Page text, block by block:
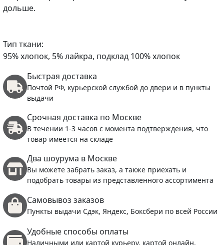
дольше.
Тип ткани:
95% хлопок, 5% лайкра, подклад 100% хлопок
Быстрая доставка
Почтой РФ, курьерской службой до двери и в пункты
выдачи
Срочная доставка по Москве
В течении 1-3 часов с момента подтверждения, что
товар имеется на складе
Два шоурума в Москве
Вы можете забрать заказ, а также приехать и
подобрать товары из представленного ассортимента
Самовывоз заказов
Пункты выдачи Сдэк, Яндекс, Боксбери по всей России
Удобные способы оплаты
Наличными или картой курьеру, картой онлайн,